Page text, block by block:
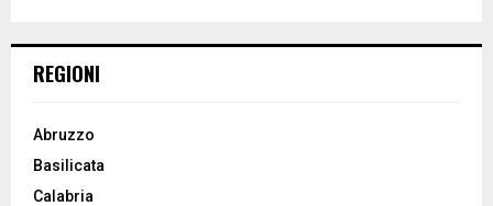
REGIONI
Abruzzo
Basilicata
Calabria